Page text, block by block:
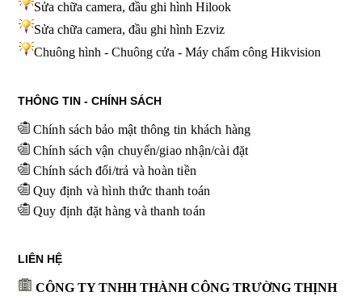
Sửa chữa camera, đầu ghi hình Hilook
Sửa chữa camera, đầu ghi hình Ezviz
Chuông hình - Chuông cửa - Máy chấm công Hikvision
THÔNG TIN - CHÍNH SÁCH
Chính sách bảo mật thông tin khách hàng
Chính sách vận chuyển/giao nhận/cài đặt
Chính sách đổi/trả và hoàn tiền
Quy định và hình thức thanh toán
Quy định đặt hàng và thanh toán
LIÊN HỆ
CÔNG TY TNHH THÀNH CÔNG TRƯỜNG THỊNH